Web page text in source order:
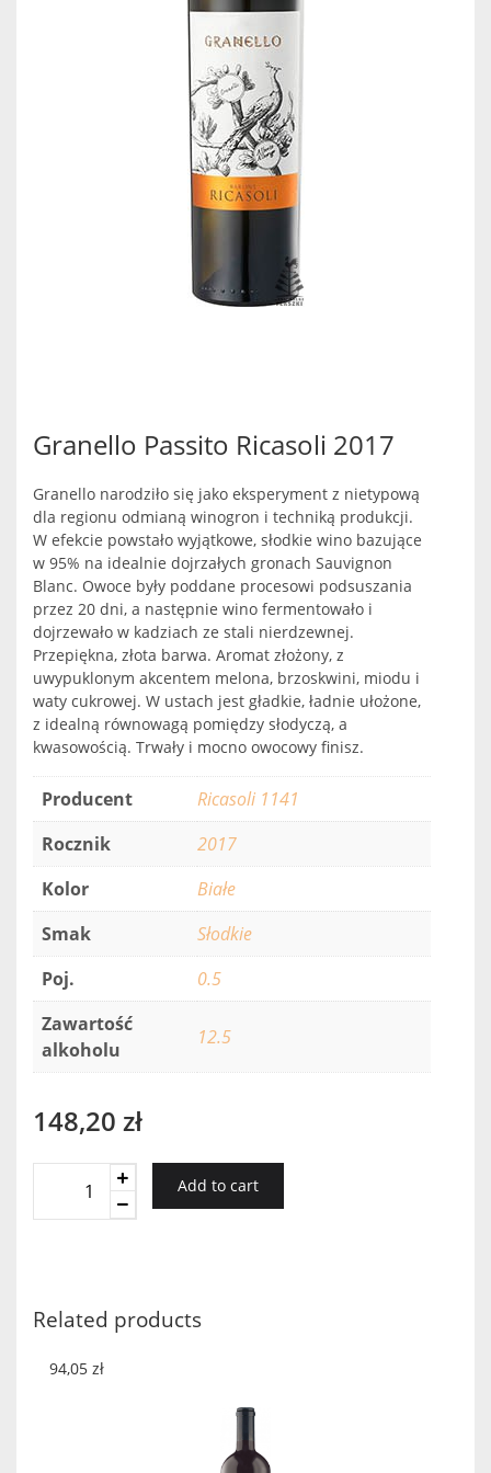
Granello Passito Ricasoli 2017
Granello narodziło się jako eksperyment z nietypową
dla regionu odmianą winogron i techniką produkcji.
W efekcie powstało wyjątkowe, słodkie wino bazujące
w 95% na idealnie dojrzałych gronach Sauvignon
Blanc. Owoce były poddane procesowi podsuszania
przez 20 dni, a następnie wino fermentowało i
dojrzewało w kadziach ze stali nierdzewnej.
Przepiękna, złota barwa. Aromat złożony, z
uwypuklonym akcentem melona, brzoskwini, miodu i
waty cukrowej. W ustach jest gładkie, ładnie ułożone,
z idealną równowagą pomiędzy słodyczą, a
kwasowością. Trwały i mocno owocowy finisz.
Producent
Ricasoli 1141
Rocznik
2017
Kolor
Białe
Smak
Słodkie
Poj.
0.5
Zawartość
alkoholu
12.5
148,20 zł
Passito
Add to cart
Related products
94,05 zł